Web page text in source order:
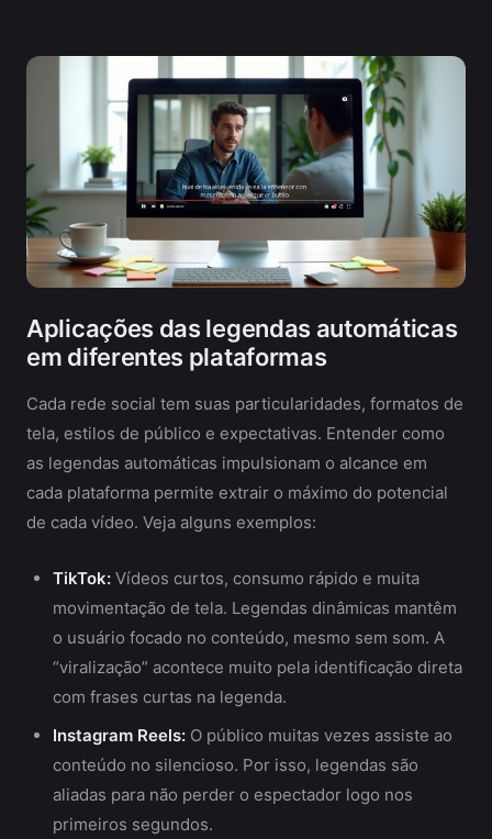
Aplicações das legendas automáticas
em diferentes plataformas
Cada rede social tem suas particularidades, formatos de
tela, estilos de público e expectativas. Entender como
as legendas automáticas impulsionam o alcance em
cada plataforma permite extrair o máximo do potencial
de cada vídeo. Veja alguns exemplos:
TikTok: Vídeos curtos, consumo rápido e muita
movimentação de tela. Legendas dinâmicas mantêm
o usuário focado no conteúdo, mesmo sem som. A
“viralização” acontece muito pela identificação direta
com frases curtas na legenda.
Instagram Reels: O público muitas vezes assiste ao
conteúdo no silencioso. Por isso, legendas são
aliadas para não perder o espectador logo nos
primeiros segundos.